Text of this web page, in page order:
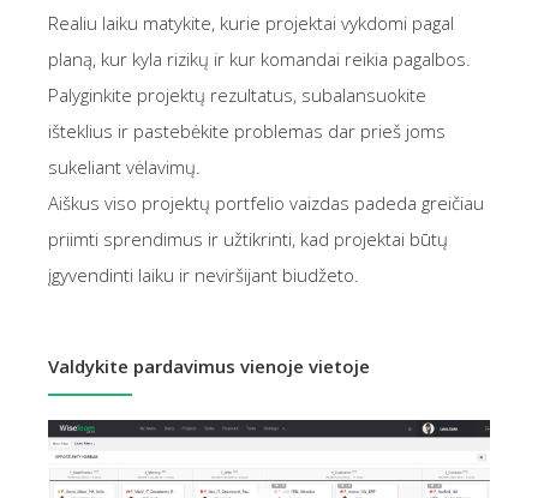
Realiu laiku matykite, kurie projektai vykdomi pagal
planą, kur kyla rizikų ir kur komandai reikia pagalbos.
Palyginkite projektų rezultatus, subalansuokite
išteklius ir pastebėkite problemas dar prieš joms
sukeliant vėlavimų.
Aiškus viso projektų portfelio vaizdas padeda greičiau
priimti sprendimus ir užtikrinti, kad projektai būtų
įgyvendinti laiku ir neviršijant biudžeto.
Valdykite pardavimus vienoje vietoje